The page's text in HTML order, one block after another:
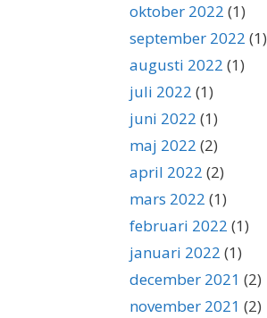
oktober 2022 (1)
september 2022 (1)
augusti 2022 (1)
juli 2022 (1)
juni 2022 (1)
maj 2022 (2)
april 2022 (2)
mars 2022 (1)
februari 2022 (1)
januari 2022 (1)
december 2021 (2)
november 2021 (2)